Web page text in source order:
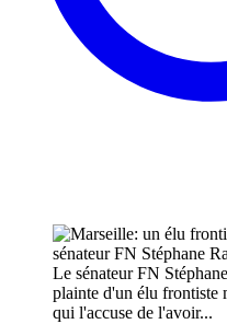
Le sénateur FN
plainte d'un élu frontiste
qui l'accuse de l'avoir...